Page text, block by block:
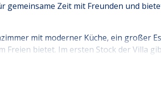
gemeinsame Zeit mit Freunden und
mit moderner Küche, ein großer
bietet. Im ersten Stock der Villa
und viele andere notwendige